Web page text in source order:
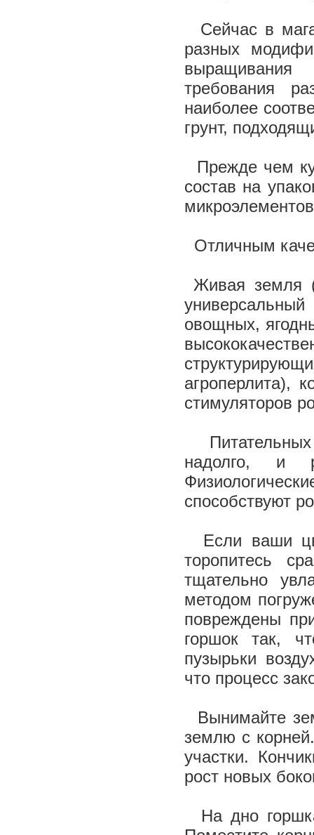
Сейчас в
разных
выращивания
требования
наиболее
грунт,
Прежде чем
состав на
Отличным
Живая земля
овощных,
агроперлита),
стимуляторов
надолго, и
способствуют
Если ваши
торопитесь
тщательно
методом
повреждены
горшок так,
пузырьки
что процесс
Вынимайте
землю с
участки.
рост новых
На дно